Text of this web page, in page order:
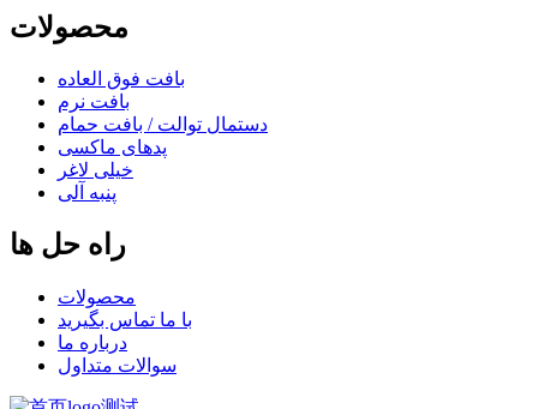
محصولات
بافت فوق العاده
بافت نرم
دستمال توالت / بافت حمام
پدهای ماکسی
خیلی لاغر
پنبه آلی
راه حل ها
محصولات
با ما تماس بگیرید
درباره ما
سوالات متداول